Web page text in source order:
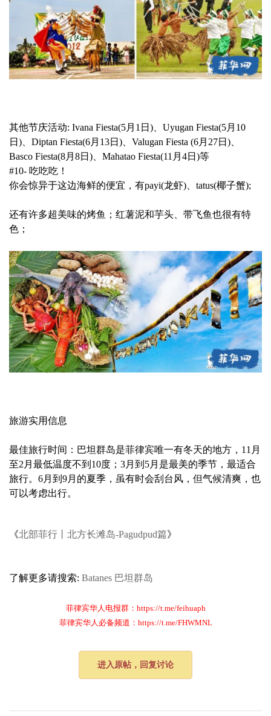
其他节庆活动: Ivana Fiesta(5月1日)、Uyugan Fiesta(5月10
日)、Diptan Fiesta(6月13日)、Valugan Fiesta (6月27日)、
Basco Fiesta(8月8日)、Mahatao Fiesta(11月4日)等
#10- 吃吃吃！
你会惊异于这边海鲜的便宜，有payi(龙虾)、tatus(椰子蟹);
还有许多超美味的烤鱼；红薯泥和芋头、带飞鱼也很有特
色；
旅游实用信息
最佳旅行时间：巴坦群岛是菲律宾唯一有冬天的地方，11月
至2月最低温度不到10度；3月到5月是最美的季节，最适合
旅行。6月到9月的夏季，虽有时会刮台风，但气候清爽，也
可以考虑出行。
《北部菲行丨北方长滩岛-Pagudpud篇》
了解更多请搜索: Batanes 巴坦群岛
菲律宾华人电报群：https://t.me/feihuaph
菲律宾华人必备频道：https://t.me/FHWMNL
进入原帖，回复讨论